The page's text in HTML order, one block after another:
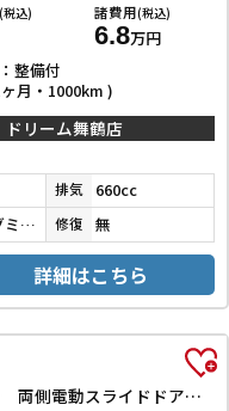
(税込) 諸費用(税込)
6.8万円
整備付
月・1000km )
ドリーム舞鶴店
排気 660cc
モーニングミストブルーメタリック 修復 無
詳細はこちら
XリミテッドSAIII ETC 全周囲カメラ 両側電動スライドドア ナビ クリアランスソナー 衝突被害軽減システム オートマチックハイビーム オートライト スマートキー アイドリングストップ シートヒーター ベンチシート